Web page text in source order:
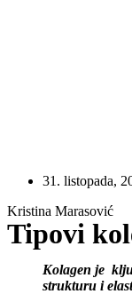
31. listopada,
Kristina Marasović
Tipovi
Kolagen je
strukturu i